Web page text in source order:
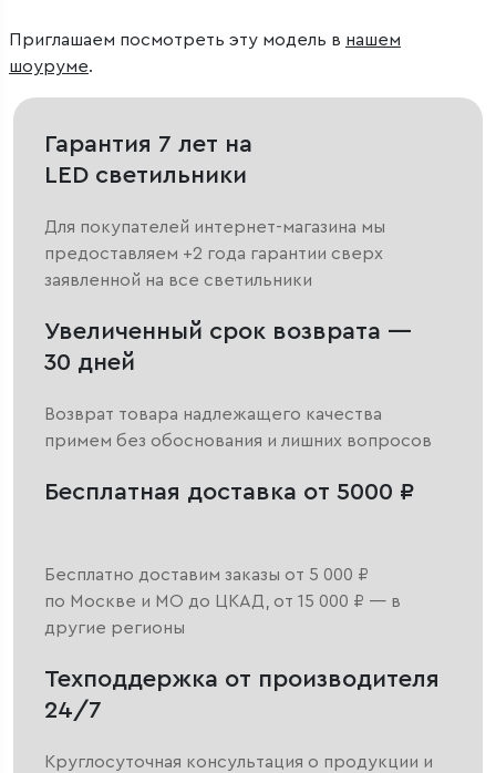
Приглашаем посмотреть эту модель в нашем
шоуруме.
Гарантия 7 лет на
LED светильники
Для покупателей интернет-магазина мы
предоставляем +2 года гарантии сверх
заявленной на все светильники
Увеличенный срок возврата —
30 дней
Возврат товара надлежащего качества
примем без обоснования и лишних вопросов
Бесплатная доставка от 5000 ₽
Бесплатно доставим заказы от 5 000 ₽
по Москве и МО до ЦКАД, от 15 000 ₽ — в
другие регионы
Техподдержка от производителя
24/7
Круглосуточная консультация о продукции и